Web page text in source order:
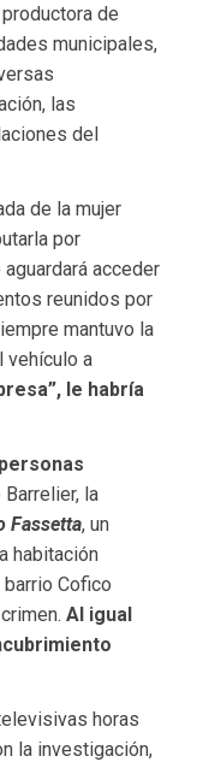
de
municipales,
las
del
de la mujer
por
acceder
reunidos por
mantuvo la
vehículo a
le habría
la
Fassetta, un
habitación
Cofico
Al igual
horas
la investigación,